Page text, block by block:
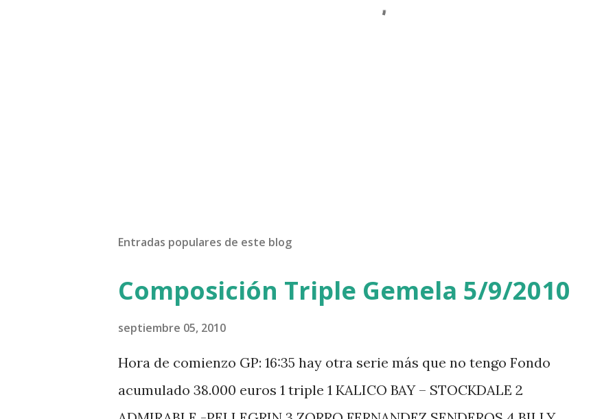
Entradas populares de este blog
Composición Triple Gemela 5/9/2010
septiembre 05, 2010
Hora de comienzo GP: 16:35 hay otra serie más que no tengo Fondo
acumulado 38.000 euros 1 triple 1 KALICO BAY – STOCKDALE 2